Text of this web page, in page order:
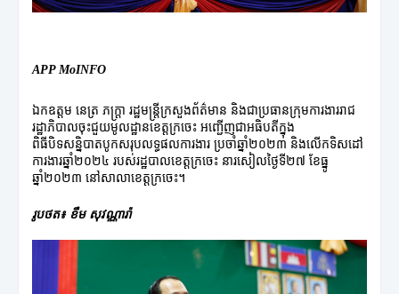
APP MoINFO
ឯកឧត្តម នេត្រ ភក្ត្រា រដ្ឋមន្រ្តីក្រសួងព័ត៌មាន និងជាប្រធានក្រុមការងាររាជ
រដ្ឋាភិបាលចុះជួយមូលដ្ឋានខេត្តក្រចេះ អញ្ជើញជាអធិបតីក្នុង
ពិធីបិទសន្និបាតបូកសរុបលទ្ធផលការងារ ប្រចាំឆ្នាំ២០២៣ និងលើកទិសដៅ
ការងារឆ្នាំ២០២៤ របស់រដ្ឋបាលខេត្តក្រចេះ នារសៀលថ្ងៃទី២៧ ខែធ្នូ
ឆ្នាំ២០២៣ នៅសាលាខេត្តក្រចេះ។
រូបថត៖ ខឹម សុវណ្ណារ៉ា